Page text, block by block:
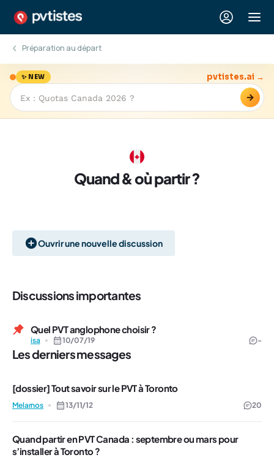
Préparation au départ
✨ NEW
→
pvtistes.ai →
Quand & où partir ?
Ouvrir une nouvelle discussion
Discussions importantes
Quel PVT anglophone choisir ?
isa 10/07/19 -
Les derniers messages
[dossier] Tout savoir sur le PVT à Toronto
Melarnos 13/11/12 20
Quand partir en PVT Canada : septembre ou mars pour
s’installer à Toronto ?